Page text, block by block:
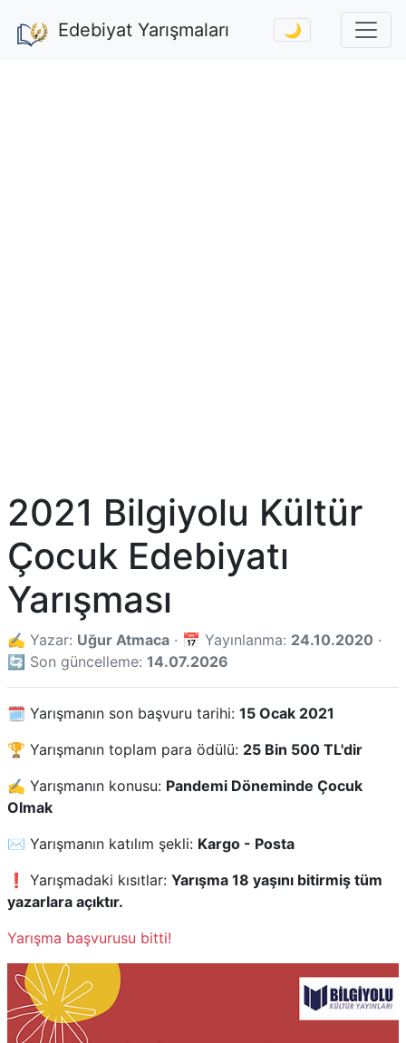
Edebiyat Yarışmaları 🌙
2021 Bilgiyolu Kültür
Çocuk Edebiyatı
Yarışması
✍️ Yazar: Uğur Atmaca · 📅 Yayınlanma: 24.10.2020 ·
🔄 Son güncelleme: 14.07.2026
🗓️ Yarışmanın son başvuru tarihi: 15 Ocak 2021
🏆 Yarışmanın toplam para ödülü: 25 Bin 500 TL'dir
✍️ Yarışmanın konusu: Pandemi Döneminde Çocuk
Olmak
✉️ Yarışmanın katılım şekli: Kargo - Posta
❗ Yarışmadaki kısıtlar: Yarışma 18 yaşını bitirmiş tüm
yazarlara açıktır.
Yarışma başvurusu bitti!